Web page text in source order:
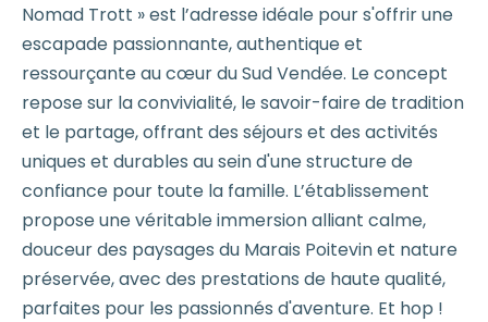
Nomad Trott » est l’adresse idéale pour s'offrir une
escapade passionnante, authentique et
ressourçante au cœur du Sud Vendée. Le concept
repose sur la convivialité, le savoir-faire de tradition
et le partage, offrant des séjours et des activités
uniques et durables au sein d'une structure de
confiance pour toute la famille. L’établissement
propose une véritable immersion alliant calme,
douceur des paysages du Marais Poitevin et nature
préservée, avec des prestations de haute qualité,
parfaites pour les passionnés d'aventure. Et hop !